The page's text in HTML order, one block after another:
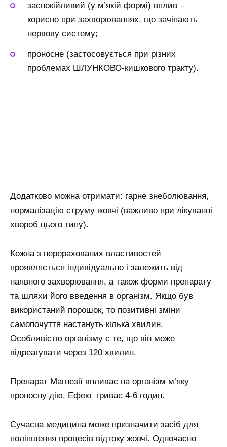
заспокійливий (у м’якій формі) вплив –
корисно при захворюваннях, що зачіпають
нервову систему;
проносне (застосовується при різних
проблемах ШЛУНКОВО-кишкового тракту).
Додатково можна отримати: гарне знеболювання,
нормалізацію струму жовчі (важливо при лікуванні
хвороб цього типу).
Кожна з перерахованих властивостей
проявляється індивідуально і залежить від
наявного захворювання, а також форми препарату
та шляхи його введення в організм. Якщо був
використаний порошок, то позитивні зміни
самопочуття настануть кілька хвилин.
Особливістю організму є те, що він може
відреагувати через 120 хвилин.
Препарат Магнезії впливає на організм м’яку
проносну дію. Ефект триває 4-6 годин.
Сучасна медицина може призначити засіб для
поліпшення процесів відтоку жовчі. Одночасно